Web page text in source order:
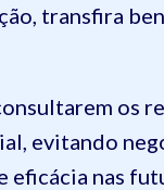
transfira
os
evitando
nas